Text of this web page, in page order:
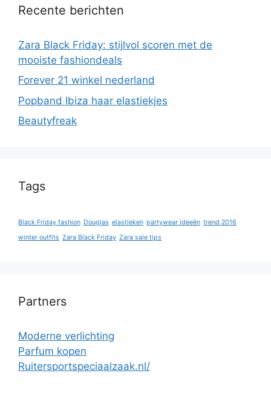
Recente berichten
Zara Black Friday: stijlvol scoren met de
mooiste fashiondeals
Forever 21 winkel nederland
Popband Ibiza haar elastiekjes
Beautyfreak
Tags
Black Friday fashion Douglas elastieken partywear ideeën trend 2016
winter outfits Zara Black Friday Zara sale tips
Partners
Moderne verlichting
Parfum kopen
Ruitersportspeciaalzaak.nl/